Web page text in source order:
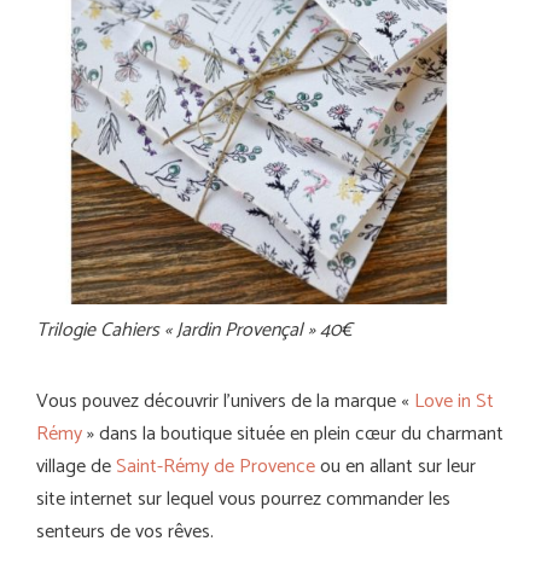
Trilogie Cahiers « Jardin Provençal » 40€
Vous pouvez découvrir l’univers de la marque « Love in St
Rémy» dans la boutique située en plein cœur du charmant
village deSaint-Rémy de Provenceou en allant sur leur
site internet sur lequel vous pourrez commander les
senteurs de vos rêves.